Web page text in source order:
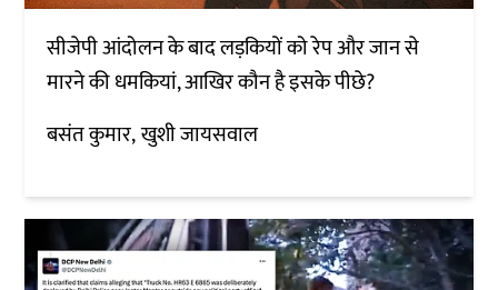
सीजेपी आंदोलन के बाद लड़कियों को रेप और जान से
मारने की धमकियां, आखिर कौन है इसके पीछे?
बसंत कुमार खुशी जायसवाल